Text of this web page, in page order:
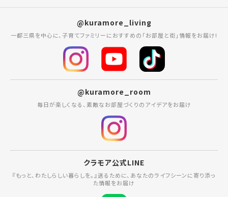
@kuramore_living
一都三県を中心に、子育てファミリーにおすすめの「お部屋と街」情報をお届け!
@kuramore_room
毎日が楽しくなる、素敵なお部屋づくりのアイデアをお届け
クラモア公式LINE
『もっと、わたしらしい暮らしを。』送るために、あなたのライフシーンに寄り添っ
た情報をお届け